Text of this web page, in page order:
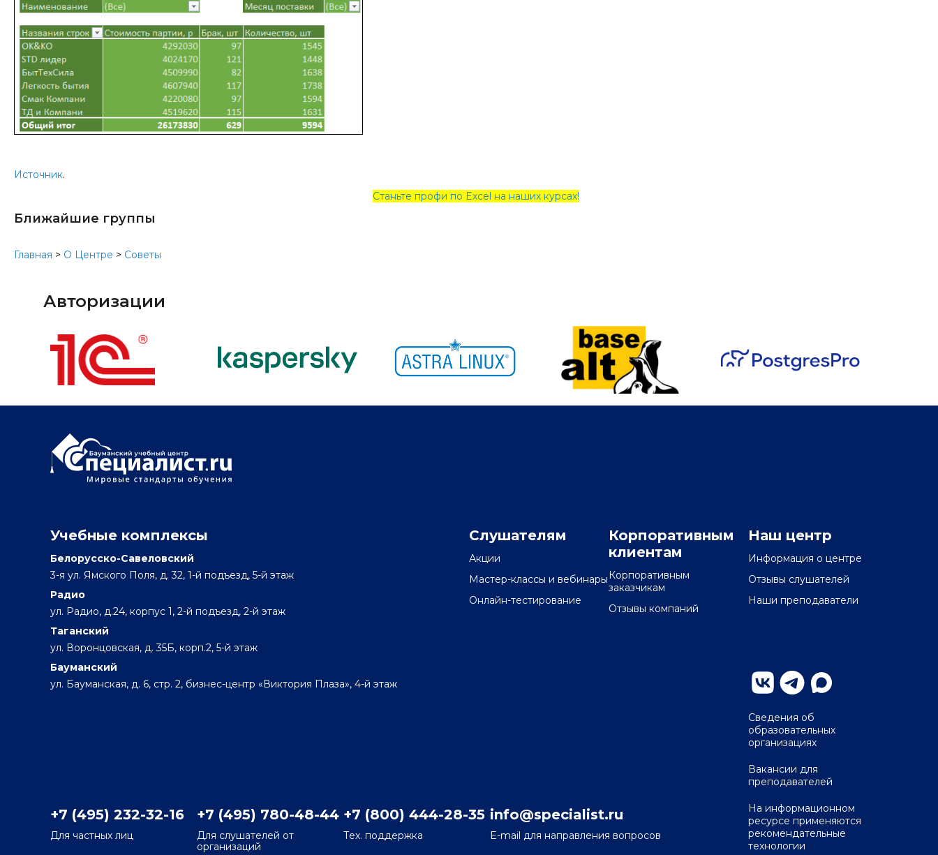
Источник.
Станьте профи по Excel на наших курсах!
Ближайшие группы
Главная > О Центре > Советы
Авторизации
Учебные комплексы
Белорусско-Савеловский
3-я ул. Ямского Поля, д. 32, 1-й подъезд, 5-й этаж
Радио
ул. Радио, д.24, корпус 1, 2-й подъезд, 2-й этаж
Таганский
ул. Воронцовская, д. 35Б, корп.2, 5-й этаж
Бауманский
ул. Бауманская, д. 6, стр. 2, бизнес-центр «Виктория Плаза», 4-й этаж
Слушателям
Акции
Мастер-классы и вебинары
Онлайн-тестирование
Корпоративным
клиентам
Корпоративным
заказчикам
Отзывы компаний
Наш центр
Информация о центре
Отзывы слушателей
Наши преподаватели
+7 (495) 232-32-16
Для частных лиц
+7 (495) 780-48-44
Для слушателей от
организаций
+7 (800) 444-28-35
Тех. поддержка
info@specialist.ru
E-mail для направления вопросов
Сведения об
образовательных
организациях
Вакансии для
преподавателей
На информационном
ресурсе применяются
рекомендательные
технологии